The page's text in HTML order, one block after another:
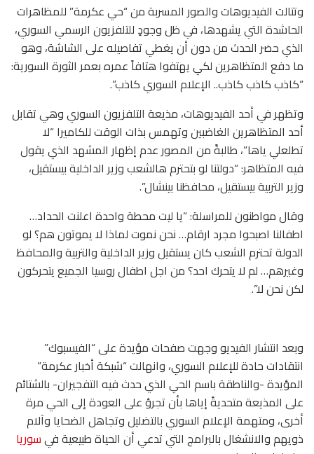
وتتالت الفيديوهات والصور المسربة من “حي عكرمة” للمظاهرات
الحاشدة التي يشهدها، في ظل وجودٍ للتلفزيون الرسمي السوري،
الذي حضر الحدث من دون أن يغطي تفاصيله على الشاشة، وهو
ما دفع المتظاهرين لكي يهتفوا هتافاً عمره بعمر الثورة السورية:
“كاذب كاذب كاذب.. الإعلام السوري كاذب”.
وتظهر في أحد الفيديوهات، مذيعة التلفزيون السوري وهي تقابل
أحد المتظاهرين الغاضبين وتهمس بذات الوقت للكاميرا “لا
تطلعلي ياها”، طالبةً من المصور عدم إظهار المشهد الذي يقول
فيه المتظاهر: “دولتنا لو بتحترم هالشعب وزير الداخلية بيستقيل،
وزير التربية بيستقيل، محافظنا بينشال”.
وقال مواطنون للمراسلة: “يا ليت محطة واحدة اعلنت الحداد…
اطفالنا اصبحوا مجرد ارقام… نحن نموت لماذا لا يموتون هم؟ لو
الدولة تحترم الشعب كان يستقيل وزير الداخلية والتربية والمحافظ
وغيرهم… لم لا يتحرك احد؟ من اجل اطفال روسيا الجميع يتحركون
لكن نحن لا”.
وبعد انتشار الفيديو وجهت صفحات مؤيدة على “الفيسبوك”
انتقادات حادة للإعلام السوري، وانهالت “شبكة أخبار عكرمة”
المؤيدة -والناطقة باسم الحي الذي حدث فيه التفجيران- بالشتائم
على المذيعة متحديةً إياها بأن تجرؤ على العودة إلى الحي مرة
أخرى، ومتهمة الإعلام السوري بالتضليل وتجاهل الضحايا وآلام
ذويهم والانشغال بالبرامج التي تدعي أن الحياة طبيعية فيسوريا